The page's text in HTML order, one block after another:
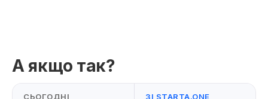
А якщо так?
СЬОГОДНІ ЗІ STARTA.ONE